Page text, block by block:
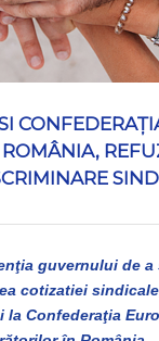
guvernului de a
cotizatiei
Confederaţia